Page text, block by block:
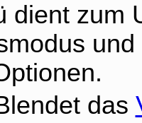
dient zum
das